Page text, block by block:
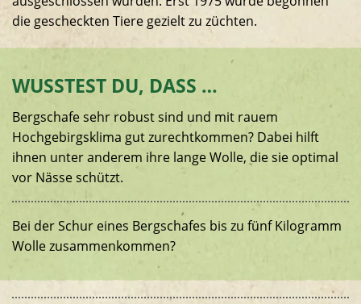
die gescheckten Tiere gezielt zu züchten.
WUSSTEST DU, DASS …
Bergschafe sehr robust sind und mit rauem
Hochgebirgsklima gut zurechtkommen? Dabei hilft
ihnen unter anderem ihre lange Wolle, die sie optimal
vor Nässe schützt.
Bei der Schur eines Bergschafes bis zu fünf Kilogramm
Wolle zusammenkommen?